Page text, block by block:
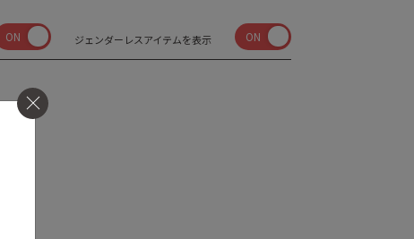
ON ジェンダーレスアイテムを表示 ON